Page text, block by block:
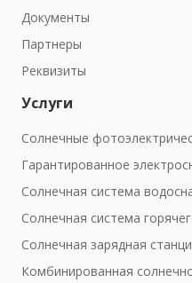
Документы
Партнеры
Реквизиты
Услуги
Солнечные
Гарантированное
Солнечная система
Солнечная система
Солнечная зарядная
Комбинированная